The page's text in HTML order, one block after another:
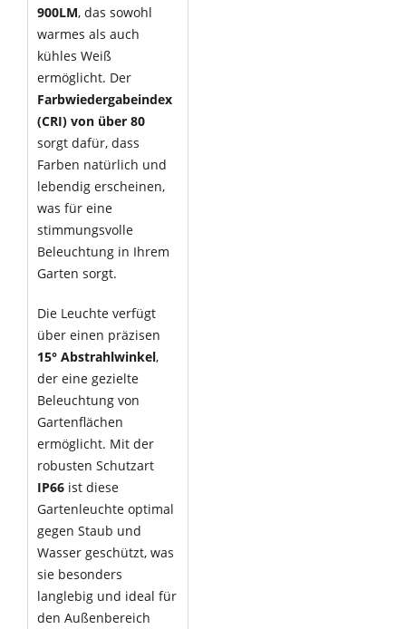
900LM, das sowohl
warmes als auch
kühles Weiß
ermöglicht. Der
Farbwiedergabeindex
(CRI) von über 80
sorgt dafür, dass
Farben natürlich und
lebendig erscheinen,
was für eine
stimmungsvolle
Beleuchtung in Ihrem
Garten sorgt.
Die Leuchte verfügt
über einen präzisen
15° Abstrahlwinkel,
der eine gezielte
Beleuchtung von
Gartenflächen
ermöglicht. Mit der
robusten Schutzart
IP66 ist diese
Gartenleuchte optimal
gegen Staub und
Wasser geschützt, was
sie besonders
langlebig und ideal für
den Außenbereich